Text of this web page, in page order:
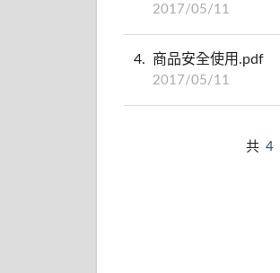
2017/05/11
4 商品安全使用.pdf
2017/05/11
共 4